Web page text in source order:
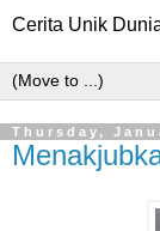
Cerita Unik
Thursday,